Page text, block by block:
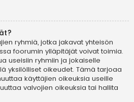
ryhmiä, jotka jakavat yhteisön
foorumin ylläpitäjät voivat toimia.
useisiin ryhmiin ja jokaiselle
yksilölliset oikeudet. Tämä tarjoaa
käyttäjien oikeuksia useille
valvojien oikeuksia tai hallita